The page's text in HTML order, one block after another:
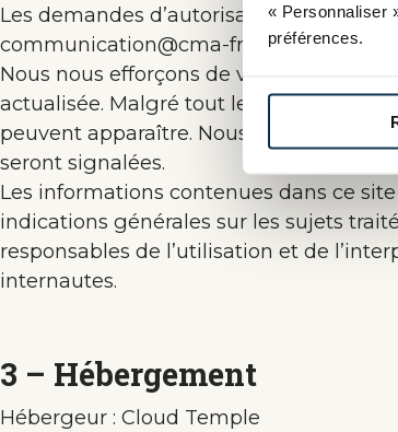
« Personnaliser
préférences.
Les demandes d’autorisation de
communication@cma-france.fr.
Nous nous efforçons de vous offrir sur
actualisée. Malgré tout le soin que
peuvent apparaître. Nous ferons au
seront signalées.
Les informations contenues dans ce
indications générales sur les sujets
responsables de l’utilisation et de
internautes.
3 – Hébergement
Hébergeur : Cloud Temple